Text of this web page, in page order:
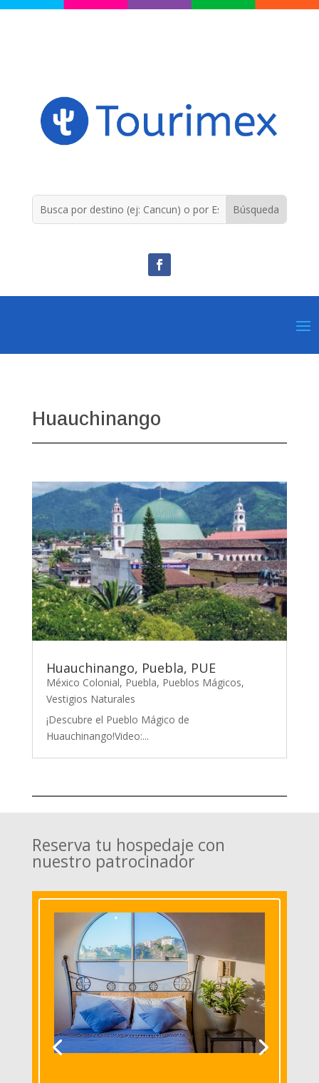
Huauchinango
Huauchinango, Puebla, PUE
México Colonial, Puebla, Pueblos Mágicos,
Vestigios Naturales
¡Descubre el Pueblo Mágico de
Huauchinango!Video:...
Reserva tu hospedaje con
nuestro patrocinador